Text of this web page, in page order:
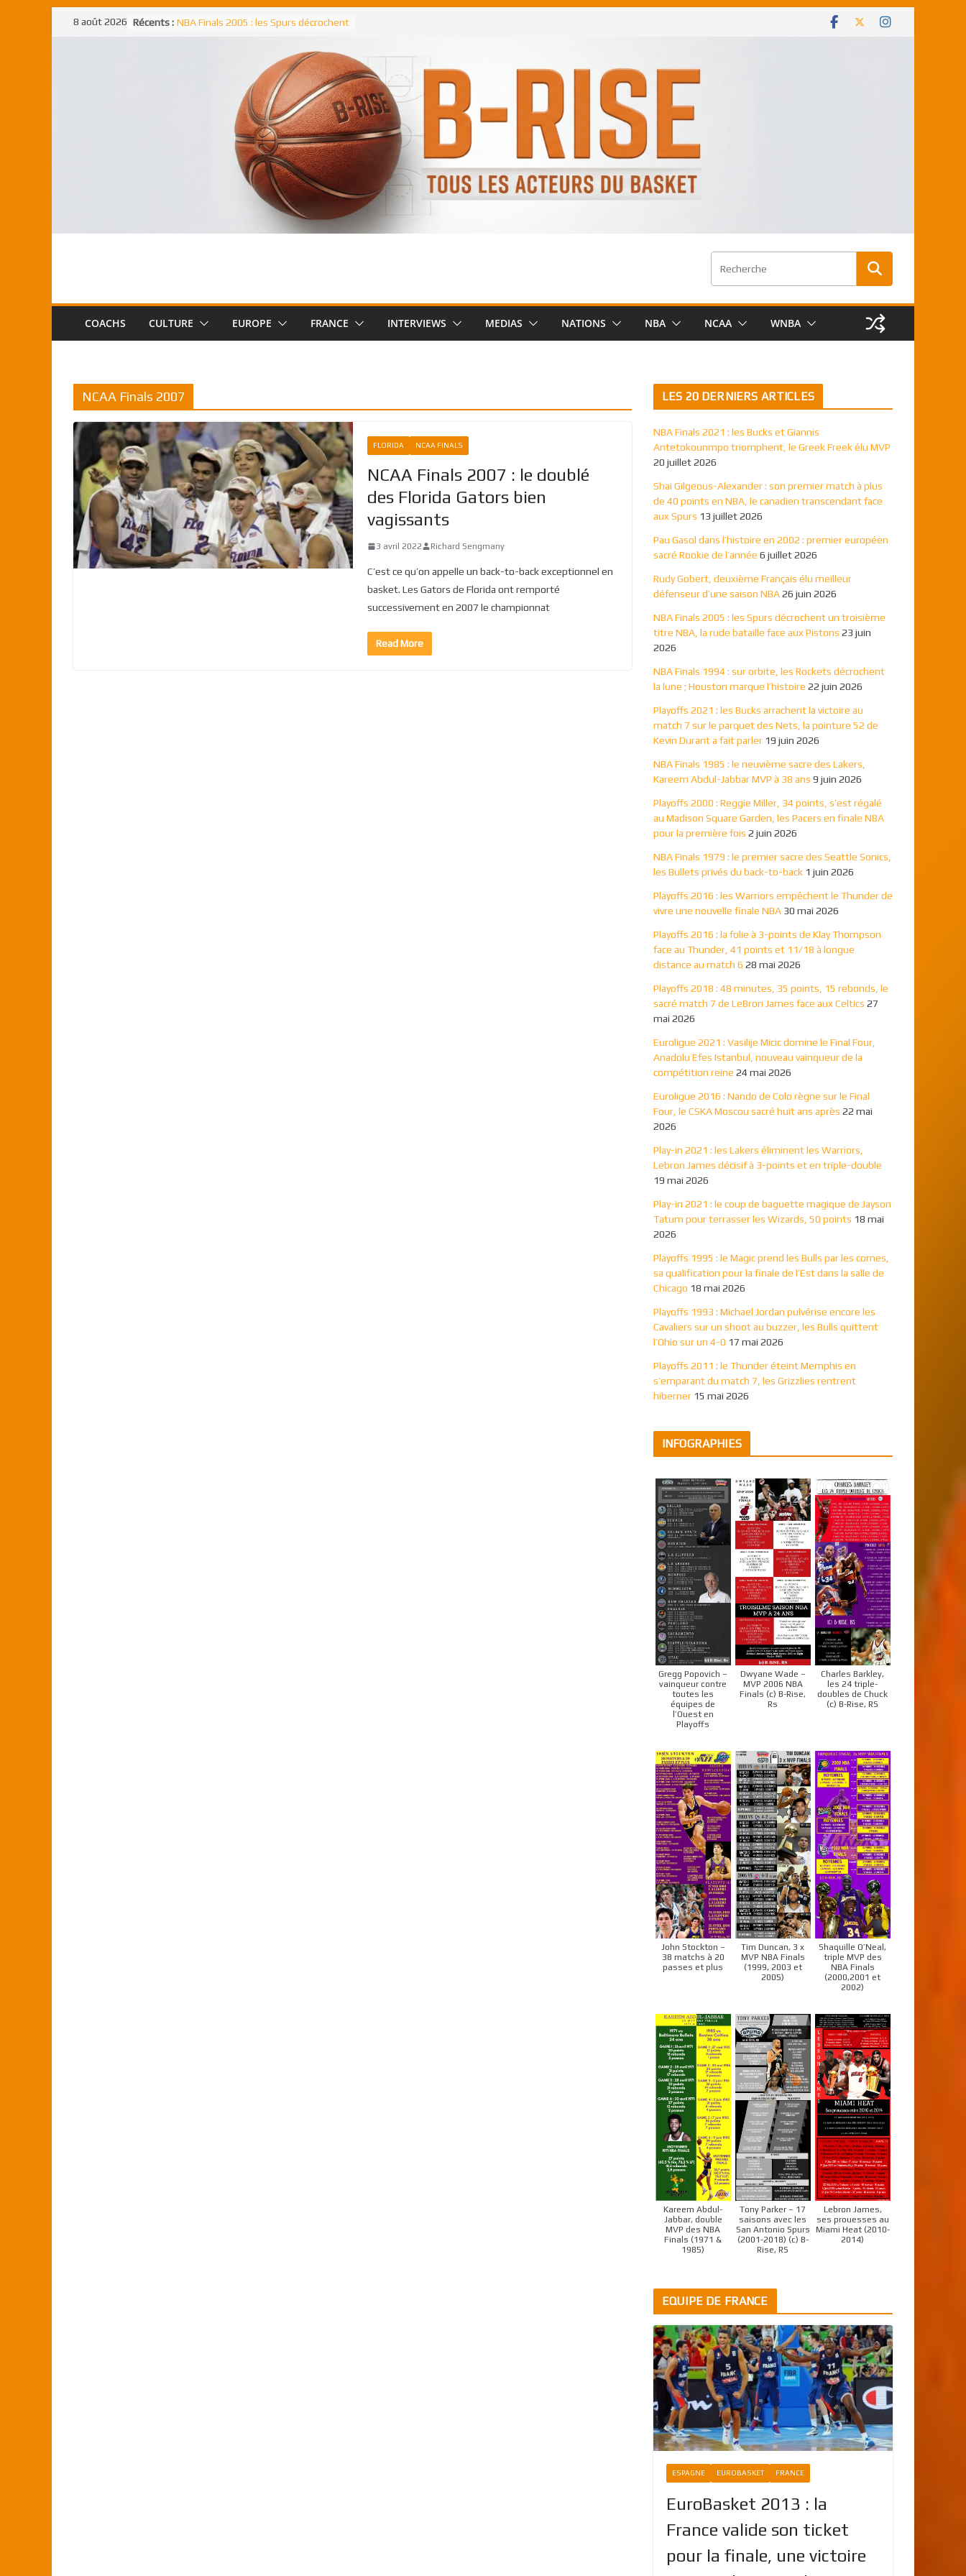
Passer8 août 2026 Récents : NBA Finals 2005 : les Spurs décrochent
NBA Finals 2021 : les Bucks et Giannis
Antetokounmpo triomphent, le Greek
Shai Gilgeous-Alexander : son premier
match à plus de 40 points en NBA, le
canadien transcendant face aux Spurs
Pau Gasol dans l’histoire en 2002 :
premier européen sacré Rookie de
Rudy Gobert, deuxième Français élu
meilleur défenseur d’une saison NBA
COACHS CULTURE EUROPE FRANCE INTERVIEWS MEDIAS NATIONS NBA NCAA WNBA
NCAA Finals 2007
FLORIDA NCAA FINALS
NCAA Finals 2007 : le doublé
des Florida Gators bien
vagissants
3 avril 2022 Richard Sengmany
C’est ce qu’on appelle un back-to-back exceptionnel en
basket. Les Gators de Florida ont remporté
successivement en 2007 le championnat
Read More
LES 20 DERNIERS ARTICLES
NBA Finals 2021 : les Bucks et Giannis
Antetokounmpo triomphent, le Greek Freek élu MVP
20 juillet 2026
Shai Gilgeous-Alexander : son premier match à plus
de 40 points en NBA, le canadien transcendant face
aux Spurs 13 juillet 2026
Pau Gasol dans l’histoire en 2002 : premier européen
sacré Rookie de l’année 6 juillet 2026
Rudy Gobert, deuxième Français élu meilleur
défenseur d’une saison NBA26 juin 2026
NBA Finals 2005 : les Spurs décrochent un troisième
titre NBA, la rude bataille face aux Pistons 23 juin
2026
NBA Finals 1994 : sur orbite, les Rockets décrochent
la lune ; Houston marque l’histoire 22 juin 2026
Playoffs 2021 : les Bucks arrachent la victoire au
match 7 sur le parquet des Nets, la pointure 52 de
Kevin Durant a fait parler 19 juin 2026
NBA Finals 1985 : le neuvième sacre des Lakers,
Kareem Abdul-Jabbar MVP à 38 ans 9 juin 2026
Playoffs 2000 : Reggie Miller, 34 points, s’est régalé
au Madison Square Garden, les Pacers en finale NBA
pour la première fois 2 juin 2026
NBA Finals 1979 : le premier sacre des Seattle Sonics,
les Bullets privés du back-to-back 1 juin 2026
Playoffs 2016 : les Warriors empêchent le Thunder de
vivre une nouvelle finale NBA 30 mai 2026
Playoffs 2016 : la folie à 3-points de Klay Thompson
face au Thunder, 41 points et 11/18 à longue
distance au match 6 28 mai 2026
Playoffs 2018 : 48 minutes, 35 points, 15 rebonds, le
sacré match 7 de LeBron James face aux Celtics 27
mai 2026
Euroligue 2021 : Vasilije Micic domine le Final Four,
Anadolu Efes Istanbul, nouveau vainqueur de la
compétition reine 24 mai 2026
Euroligue 2016 : Nando de Colo règne sur le Final
Four, le CSKA Moscou sacré huit ans après 22 mai
2026
Play-in 2021 : les Lakers éliminent les Warriors,
Lebron James décisif à 3-points et en triple-double
19 mai 2026
Play-in 2021 : le coup de baguette magique de Jayson
Tatum pour terrasser les Wizards, 50 points 18 mai
2026
Playoffs 1995 : le Magic prend les Bulls par les cornes,
sa qualification pour la finale de l’Est dans la salle de
Chicago 18 mai 2026
Playoffs 1993 : Michael Jordan pulvérise encore les
Cavaliers sur un shoot au buzzer, les Bulls quittent
l’Ohio sur un 4-0 17 mai 2026
Playoffs 2011 : le Thunder éteint Memphis en
s’emparant du match 7, les Grizzlies rentrent
hiberner 15 mai 2026
INFOGRAPHIES
Gregg Popovich –
vainqueur contre
toutes les
équipes de
l’Ouest en
Playoffs
Dwyane Wade –
MVP 2006 NBA
Finals (c) B-Rise,
Rs
Charles Barkley,
les 24 triple-
doubles de Chuck
(c) B-Rise, RS
John Stockton –
38 matchs à 20
passes et plus
Tim Duncan, 3 x
MVP NBA Finals
(1999, 2003 et
2005)
Shaquille O’Neal,
triple MVP des
NBA Finals
(2000,2001 et
2002)
Kareem Abdul-
Jabbar, double
MVP des NBA
Finals (1971 &
1985)
Tony Parker – 17
saisons avec les
San Antonio Spurs
(2001-2018) (c) B-
Rise, RS
Lebron James,
ses prouesses au
Miami Heat (2010-
2014)
EQUIPE DE FRANCE
ESPAGNE EUROBASKET FRANCE
EuroBasket 2013 : la
France valide son ticket
pour la finale, une victoire